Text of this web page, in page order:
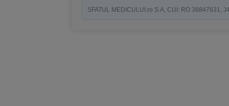
SFATUL MEDICULUI.ro S.A, CUI: RO 38847631,